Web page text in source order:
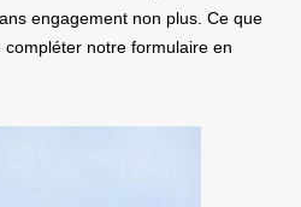
engagement non plus. Ce que
compléter notre formulaire en